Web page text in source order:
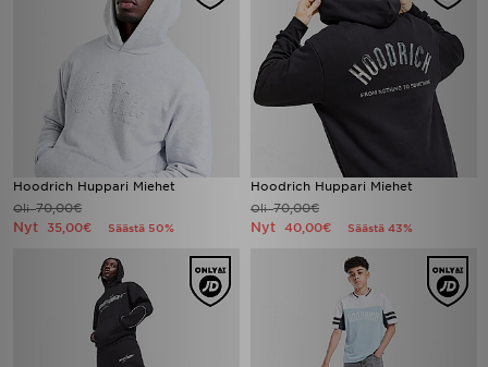
Hoodrich Huppari Miehet
Oli70,00€
Nyt 35,00€ Säästä 50%
Hoodrich Huppari Miehet
Oli70,00€
Nyt 40,00€ Säästä 43%